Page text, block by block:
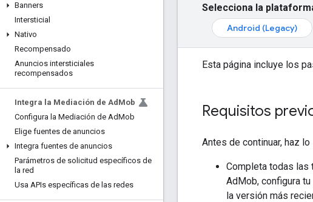
Banners
Intersticial
Nativo
Recompensado
Anuncios intersticiales
recompensados
Integra la Mediación de Ad Mob
Configura la Mediación de AdMob
Elige fuentes de anuncios
Integra fuentes de anuncios
Parámetros de solicitud específicos de
la red
Usa APIs específicas de las redes
Selecciona la
Android (Legacy)
Esta página incluye los
Requisitos
Antes de continuar, haz
Completa todas las
AdMob, configura
la versión más